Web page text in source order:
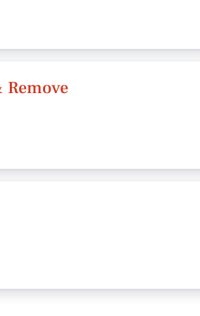
Remove